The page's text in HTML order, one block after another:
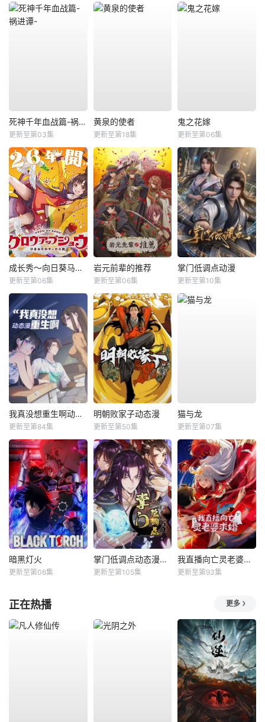
死神千年血战篇-祸进谭-
更新至第03集
黄泉的使者
更新至第18集
鬼之花嫁
更新至第06集
成长秀～向日葵马戏团～
更新至第06集
岩元前辈的推荐
更新至第06集
掌门低调点动漫
更新至第10集
我真没想重生啊动态漫
更新至第84集
明朝败家子动态漫
更新至第50集
猫与龙
更新至第07集
暗黑灯火
更新至第06集
掌门低调点动态漫第三季动态漫
更新至第105集
我直播向亡灵老婆求婚动态漫
更新至第93集
正在热播 更多